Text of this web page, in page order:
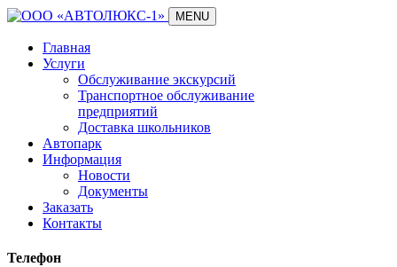
MENU
Главная
Услуги
Обслуживание экскурсий
Транспортное обслуживание
предприятий
Доставка школьников
Автопарк
Информация
Новости
Документы
Заказать
Контакты
Телефон